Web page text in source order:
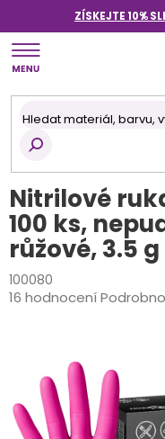
obsah
ZÍSKEJTE 10%
Nitrilové
100 ks,
růžové, 3.5 g
100080
Průměrné
5
hvězdiček.
16 hodnocení